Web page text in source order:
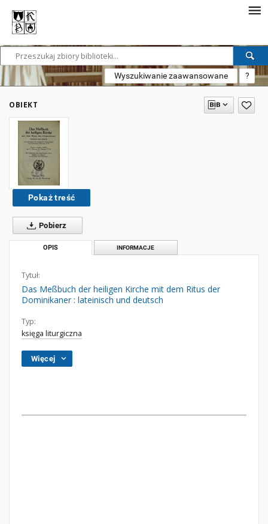
Wyszukiwanie zaawansowane ?
OBIEKT
Pokaż treść
Pobierz
OPIS INFORMACJE
Tytuł:
Das Meßbuch der heiligen Kirche mit dem Ritus der
Dominikaner : lateinisch und deutsch
Typ:
księga liturgiczna
Więcej